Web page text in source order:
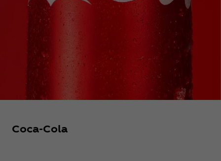
Coca‑Cola